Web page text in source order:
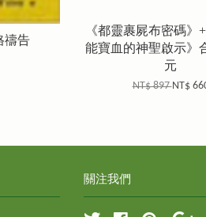
禱告
《都靈裹屍布密碼》
能寶血的神聖啟示》
元
NT$ 897NT$
關注我們